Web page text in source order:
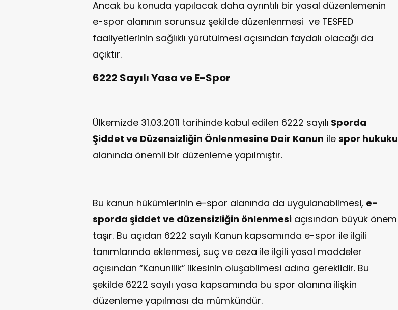
Ancak bu konuda yapılacak daha ayrıntılı bir yasal düzenlemenin
e-spor alanının sorunsuz şekilde düzenlenmesi ve TESFED
faaliyetlerinin sağlıklı yürütülmesi açısından faydalı olacağı da
açıktır.
6222 Sayılı Yasa ve E-Spor
Ülkemizde 31.03.2011 tarihinde kabul edilen 6222 sayılı Sporda
Şiddet ve Düzensizliğin Önlenmesine Dair Kanun ile spor hukuku
alanında önemli bir düzenleme yapılmıştır.
Bu kanun hükümlerinin e-spor alanında da uygulanabilmesi, e-
sporda şiddet ve düzensizliğin önlenmesi açısından büyük önem
taşır. Bu açıdan 6222 sayılı Kanun kapsamında e-spor ile ilgili
tanımlarında eklenmesi, suç ve ceza ile ilgili yasal maddeler
açısından “Kanunilik” ilkesinin oluşabilmesi adına gereklidir. Bu
şekilde 6222 sayılı yasa kapsamında bu spor alanına ilişkin
düzenleme yapılması da mümkündür.